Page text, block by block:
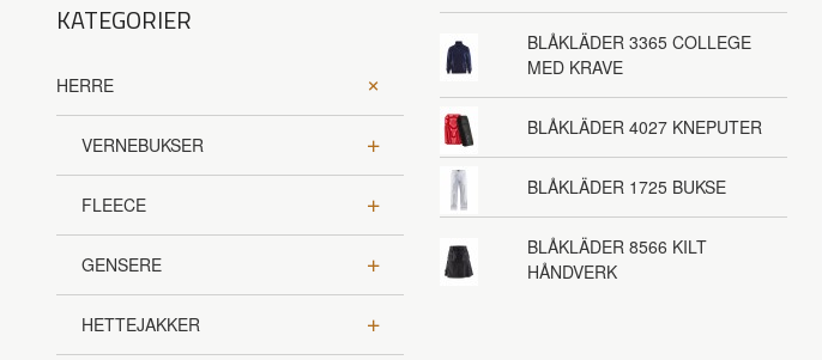
KATEGORIER
HERRE
VERNEBUKSER
FLEECE
GENSERE
HETTEJAKKER
BLÅKLÄDER 3365 COLLEGE
MED KRAVE
BLÅKLÄDER 4027 KNEPUTER
BLÅKLÄDER 1725 BUKSE
BLÅKLÄDER 8566 KILT
HÅNDVERK